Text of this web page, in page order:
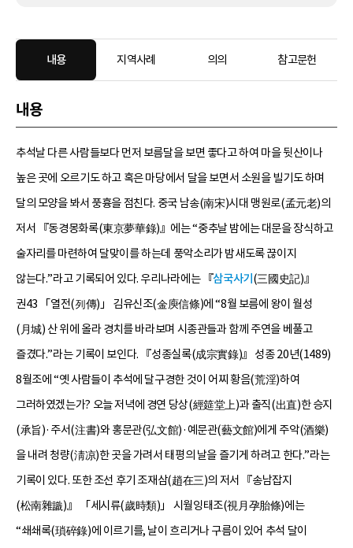
내용 지역사례 의의 참고문헌
내용
추석날 다른 사람들보다 먼저 보름달을 보면 좋다고 하여 마을 뒷산이나
높은 곳에 오르기도 하고 혹은 마당에서 달을 보면서 소원을 빌기도 하며
달의 모양을 봐서 풍흉을 점친다. 중국 남송(南宋)시대 맹원로(孟元老)의
저서 『동경몽화록(東京夢華錄)』에는 “중추날 밤에는 대문을 장식하고
술자리를 마련하여 달맞이를 하는데 풍악소리가 밤새도록 끊이지
않는다.”라고 기록되어 있다. 우리나라에는 『삼국사기 (三國史記)』
권43 「열전(列傳)」 김유신조(金庾信條)에 “8월 보름에 왕이 월성
(月城) 산 위에 올라 경치를 바라보며 시종관들과 함께 주연을 베풀고
즐겼다.”라는 기록이 보인다. 『성종실록(成宗實錄)』 성종 20년(1489)
8월조에 “옛 사람들이 추석에 달구경한 것이 어찌 황음(荒淫)하여
그러하였겠는가? 오늘 저녁에 경연 당상(經筵堂上)과 출직(出直)한 승지
(承旨)·주서(注書)와 홍문관(弘文館)·예문관(藝文館)에게 주악(酒樂)
을 내려 청량(淸凉)한 곳을 가려서 태평의 날을 즐기게 하려고 한다.”라는
기록이 있다. 또한 조선 후기 조재삼(趙在三)의 저서 『송남잡지
(松南雜識)』 「세시류(歲時類)」 시월잉태조(視月孕胎條)에는
“쇄쇄록(瑣碎錄)에 이르기를, 날이 흐리거나 구름이 있어 추석 달이